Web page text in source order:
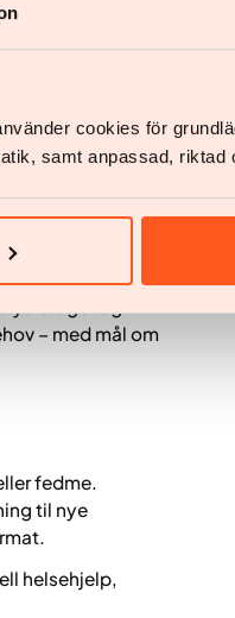
cookies för
samt anpassad, riktad
er
gjør det
eksempel
for
gjennom
og
– med mål om
fedme.
til nye
helsehjelp,